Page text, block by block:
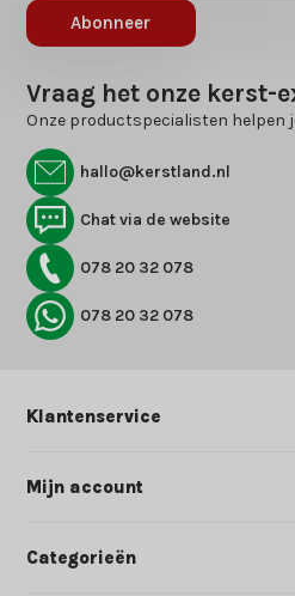
Abonneer
Vraag het onze kerst-
Onze productspecialisten helpen
hallo@kerstland.nl
Chat via de website
078 20 32 078
078 20 32 078
Klantenservice
Mijn account
Categorieën